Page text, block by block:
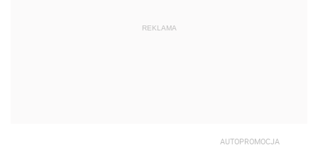
REKLAMA
AUTOPROMOCJA